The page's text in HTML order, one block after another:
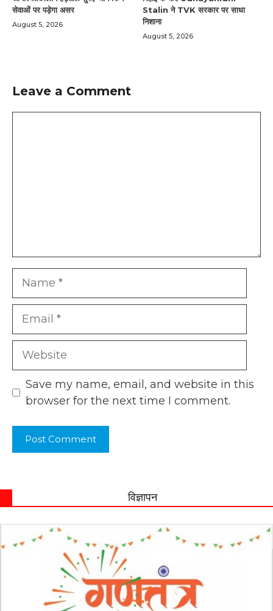
सेवाओं पर पड़ेगा असर
August 5, 2026
Stalin ने TVK सरकार पर साधा
निशाना
August 5, 2026
Leave a Comment
Name
Email
Website
Save my name, email, and website in this
browser for the next time I comment.
विज्ञापन